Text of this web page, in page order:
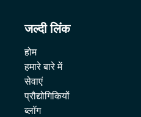
जल्दी लिंक
होम
हमारे बारे में
सेवाएं
प्रौद्योगिकियों
ब्लॉग